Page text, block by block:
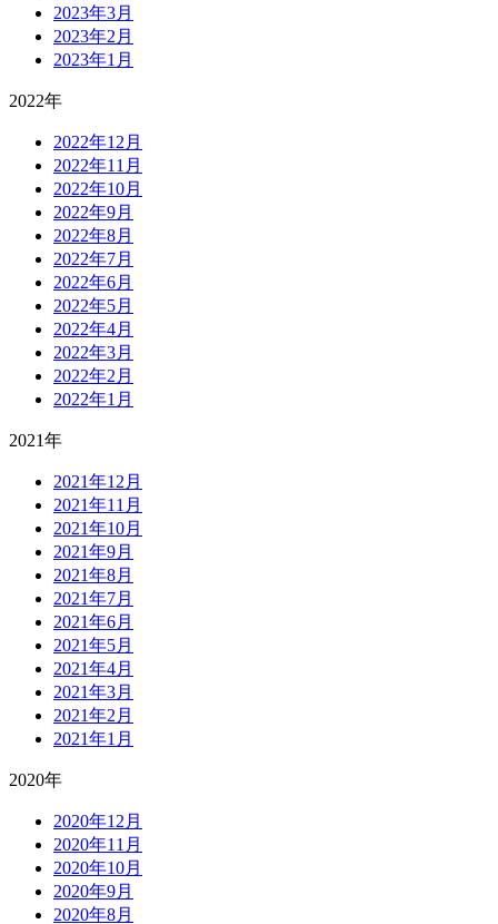
2023年3月
2023年2月
2023年1月
2022年
2022年12月
2022年11月
2022年10月
2022年9月
2022年8月
2022年7月
2022年6月
2022年5月
2022年4月
2022年3月
2022年2月
2022年1月
2021年
2021年12月
2021年11月
2021年10月
2021年9月
2021年8月
2021年7月
2021年6月
2021年5月
2021年4月
2021年3月
2021年2月
2021年1月
2020年
2020年12月
2020年11月
2020年10月
2020年9月
2020年8月